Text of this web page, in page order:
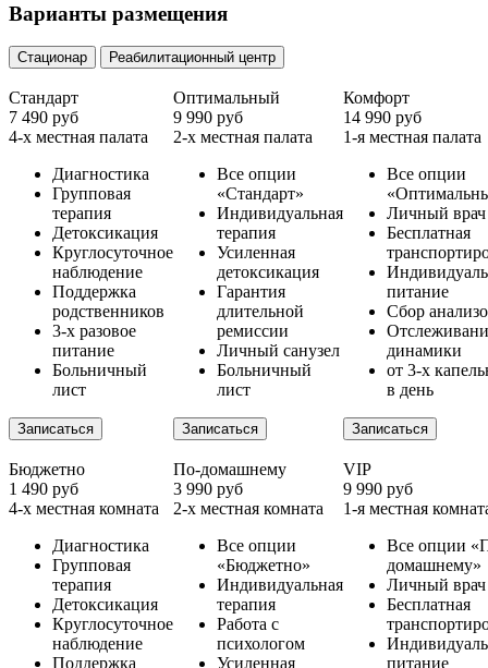
Варианты размещения
Стационар Реабилитационный центр
Стандарт
7 490 руб
4-х местная палата
Диагностика
Групповая
терапия
Детоксикация
Круглосуточное
наблюдение
Поддержка
родственников
3-х разовое
питание
Больничный
лист
Записаться
Оптимальный
9 990 руб
2-х местная палата
Все опции
«Стандарт»
Индивидуальная
терапия
Усиленная
детоксикация
Гарантия
длительной
ремиссии
Личный санузел
Больничный
лист
Записаться
Комфорт
14 990 руб
1-я местная палата
Все опции
Личный врач
Бесплатная
питание
Сбор
динамики
от 3-х
в день
Записаться
Бюджетно
1 490 руб
4-х местная комната
Диагностика
Групповая
терапия
Детоксикация
Круглосуточное
наблюдение
Поддержка
По-домашнему
3 990 руб
2-х местная комната
Все опции
«Бюджетно»
Индивидуальная
терапия
Работа с
психологом
Усиленная
VIP
9 990 руб
1-я местная
Все опции
домашнему»
Личный врач
Бесплатная
питание